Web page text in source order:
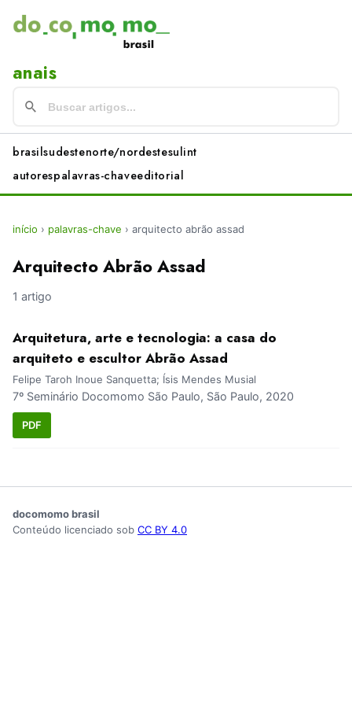
anais
brasilsudestenorte/nordestesulint
autorespalavras-chaveeditorial
início › palavras-chave › arquitecto abrão assad
Arquitecto Abrão Assad
1 artigo
Arquitetura, arte e tecnologia: a casa do
arquiteto e escultor Abrão Assad
Felipe Taroh Inoue Sanquetta; Ísis Mendes Musial
7º Seminário Docomomo São Paulo, São Paulo, 2020
PDF
docomomo brasil
Conteúdo licenciado sob CC BY 4.0